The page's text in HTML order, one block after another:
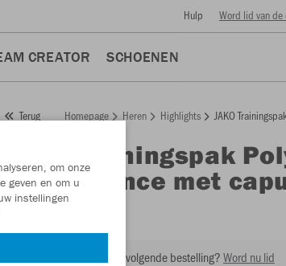
Hulp Word lid van de
CREATOR SCHOENEN
Terug Homepage Heren Highlights JAKO
Trainingspak
Performance met
Artikelnummer:
Zin in 30% korting op je volgende bestelling?Word nu lid
om onze
geven en om u
instellingen